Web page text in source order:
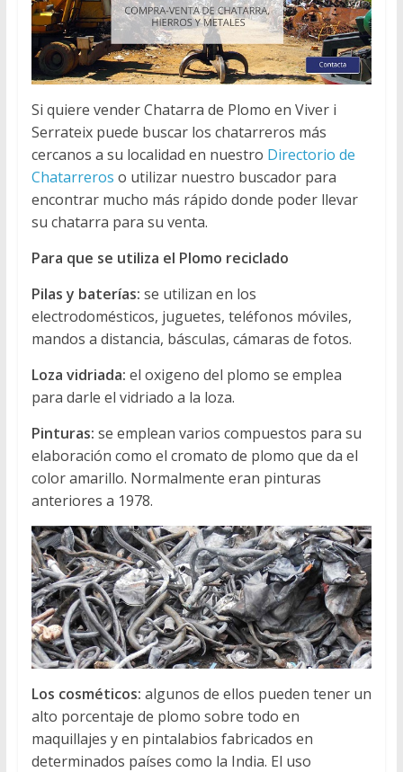
Si quiere vender Chatarra de Plomo en Viver i
Serrateix puede buscar los chatarreros más
cercanos a su localidad en nuestro Directorio de
Chatarreros o utilizar nuestro buscador para
encontrar mucho más rápido donde poder llevar
su chatarra para su venta.
Para que se utiliza el Plomo reciclado
Pilas y baterías: se utilizan en los
electrodomésticos, juguetes, teléfonos móviles,
mandos a distancia, básculas, cámaras de fotos.
Loza vidriada: el oxigeno del plomo se emplea
para darle el vidriado a la loza.
Pinturas: se emplean varios compuestos para su
elaboración como el cromato de plomo que da el
color amarillo. Normalmente eran pinturas
anteriores a 1978.
Los cosméticos: algunos de ellos pueden tener un
alto porcentaje de plomo sobre todo en
maquillajes y en pintalabios fabricados en
determinados países como la India. El uso